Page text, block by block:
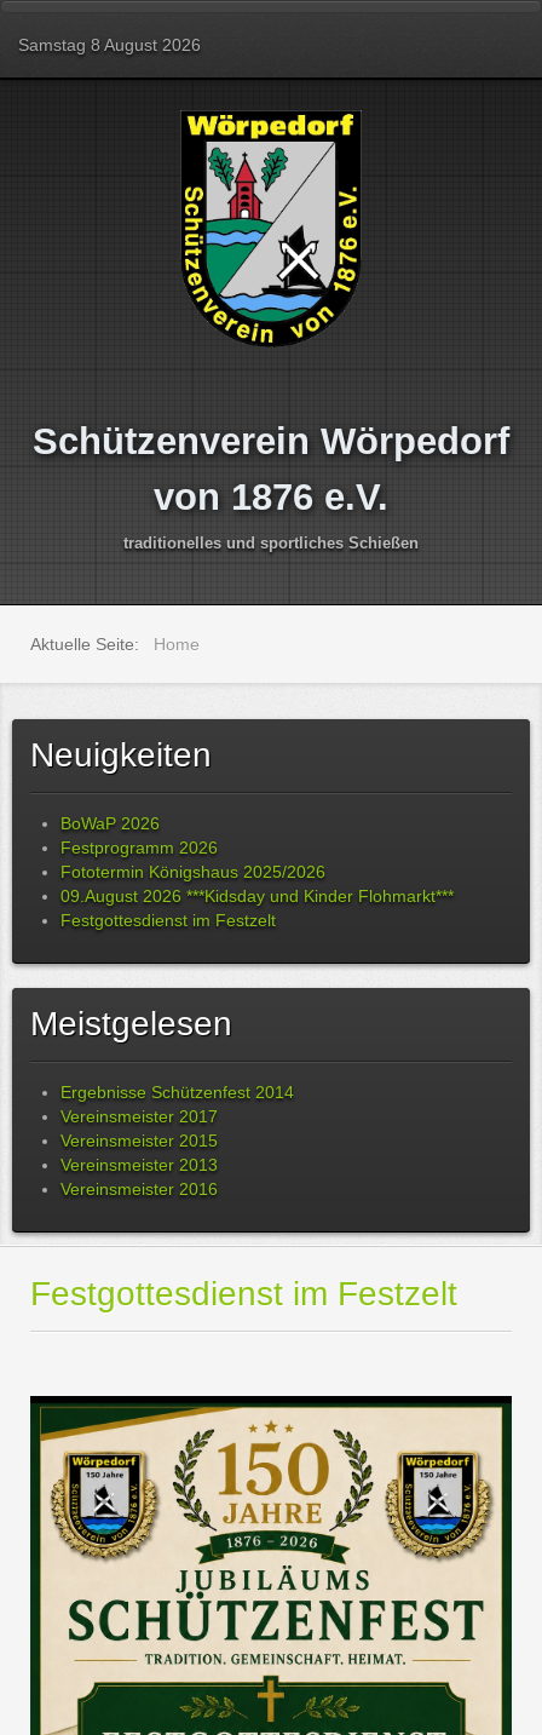
Samstag 8 August 2026
Schützenverein Wörpedorf
von 1876 e.V.
traditionelles und sportliches Schießen
Aktuelle Seite: Home
Neuigkeiten
BoWaP 2026
Festprogramm 2026
Fototermin Königshaus 2025/2026
09.August 2026 ***Kidsday und Kinder Flohmarkt***
Festgottesdienst im Festzelt
Meistgelesen
Ergebnisse Schützenfest 2014
Vereinsmeister 2017
Vereinsmeister 2015
Vereinsmeister 2013
Vereinsmeister 2016
Festgottesdienst im Festzelt